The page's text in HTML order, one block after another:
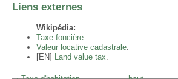
Liens externes
Wikipédia:
Taxe foncière
Valeur locative cadastrale
[EN] Land value tax